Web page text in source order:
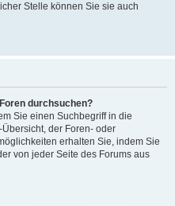
Stelle können Sie sie auch
durchsuchen?
Sie einen Suchbegriff in die
der Foren- oder
erhalten Sie, indem Sie
von jeder Seite des Forums aus